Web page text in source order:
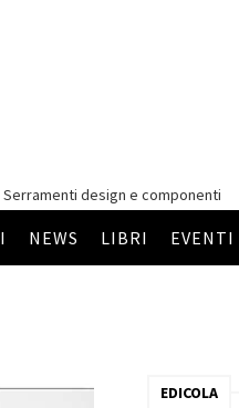
Serramenti design e componenti
NEWS LIBRI EVENTI
EDICOLA